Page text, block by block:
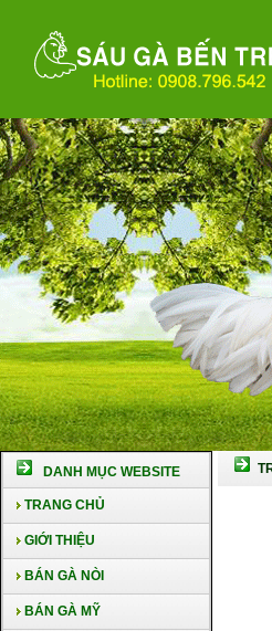
DANH MỤC WEBSITE
TRANG CHỦ
GIỚI THIỆU
BÁN GÀ NÒI
BÁN GÀ MỸ